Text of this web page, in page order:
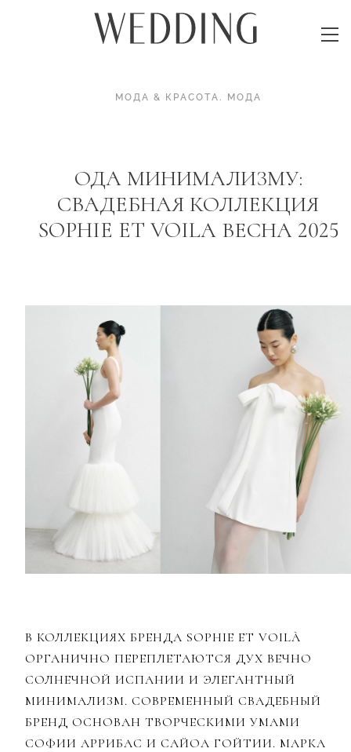
МОДА & КРАСОТА. МОДА
ОДА МИНИМАЛИЗМУ:
СВАДЕБНАЯ КОЛЛЕКЦИЯ
SOPHIE ET VOILA ВЕСНА 2025
В КОЛЛЕКЦИЯХ БРЕНДА SOPHIE ET VOILÀ
ОРГАНИЧНО ПЕРЕПЛЕТАЮТСЯ ДУХ ВЕЧНО
СОЛНЕЧНОЙ ИСПАНИИ И ЭЛЕГАНТНЫЙ
МИНИМАЛИЗМ. СОВРЕМЕННЫЙ СВАДЕБНЫЙ
БРЕНД ОСНОВАН ТВОРЧЕСКИМИ УМАМИ
СОФИИ АРРИБАС И САЙОА ГОЙТИИ. МАРКА